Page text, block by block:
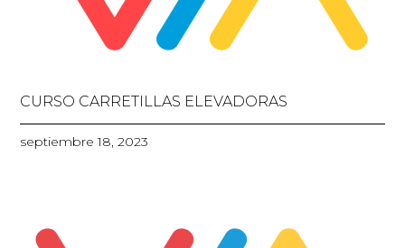
CURSO CARRETILLAS ELEVADORAS
septiembre 18, 2023